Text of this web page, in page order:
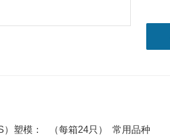
塑模： （每箱24只）
常用品种